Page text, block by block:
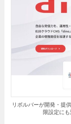
リボルバーが開発・提
限設定に